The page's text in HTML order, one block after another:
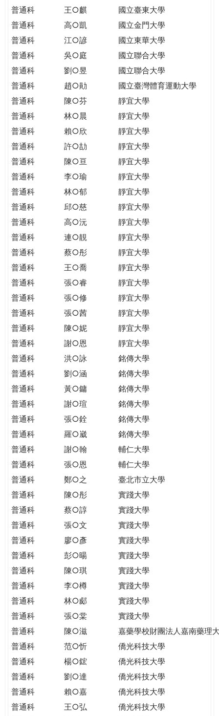
THE
PATH
CITIZENSHIP
普通科
王○麒
國立臺東大學
普通科
高○凱
國立金門大學
普通科
江○諺
國立東華大學
普通科
吳○庭
國立聯合大學
普通科
劉○昱
國立聯合大學
普通科
趙○勛
國立臺灣體育運動大學
普通科
陳○芬
靜宜大學
普通科
林○晨
靜宜大學
普通科
賴○欣
靜宜大學
普通科
許○劼
靜宜大學
普通科
陳○亘
靜宜大學
普通科
李○瑜
靜宜大學
普通科
林○郁
靜宜大學
普通科
邱○慈
靜宜大學
普通科
高○沅
靜宜大學
普通科
連○靚
靜宜大學
普通科
蔡○彤
靜宜大學
普通科
王○喬
靜宜大學
普通科
張○睿
靜宜大學
普通科
張○修
靜宜大學
普通科
張○茜
靜宜大學
普通科
陳○妮
靜宜大學
普通科
謝○恩
靜宜大學
普通科
洪○詠
銘傳大學
普通科
劉○涵
銘傳大學
普通科
黃○鏞
銘傳大學
普通科
謝○瑄
銘傳大學
普通科
張○銓
銘傳大學
普通科
羅○崴
銘傳大學
普通科
謝○翰
輔仁大學
普通科
張○恩
輔仁大學
普通科
鄭○之
臺北市立大學
普通科
陳○彤
實踐大學
普通科
蔡○諄
實踐大學
普通科
張○文
實踐大學
普通科
廖○彥
實踐大學
普通科
彭○暘
實踐大學
普通科
陳○琪
實踐大學
普通科
李○樽
實踐大學
普通科
林○郕
實踐大學
普通科
張○棠
實踐大學
普通科
陳○滋
嘉藥學校財團法人嘉南藥理
普通科
范○忻
僑光科技大學
普通科
楊○鋐
僑光科技大學
普通科
劉○達
僑光科技大學
普通科
賴○嘉
僑光科技大學
普通科
王○弘
僑光科技大學